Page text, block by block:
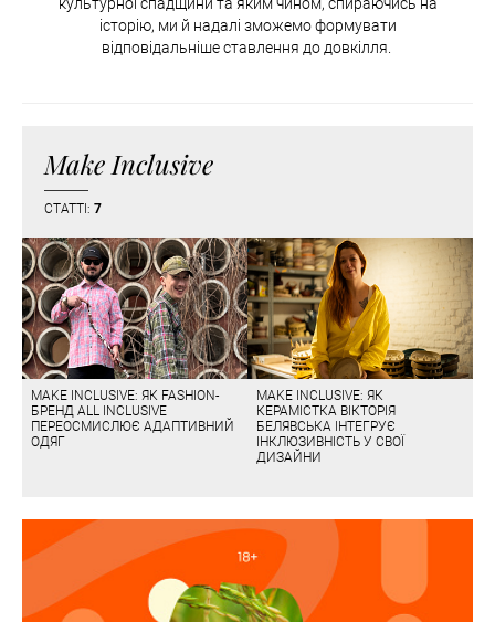
історію, ми й надалі зможемо формувати
відповідальніше ставлення до довкілля.
Make Inclusive
СТАТТІ: 7
MAKE INCLUSIVE: ЯК FASHION-
БРЕНД ALL INCLUSIVE
ПЕРЕОСМИСЛЮЄ АДАПТИВНИЙ
ОДЯГ
MAKE INCLUSIVE: ЯК
КЕРАМІСТКА ВІКТОРІЯ
БЕЛЯВСЬКА ІНТЕГРУЄ
ІНКЛЮЗИВНІСТЬ У СВОЇ
ДИЗАЙНИ